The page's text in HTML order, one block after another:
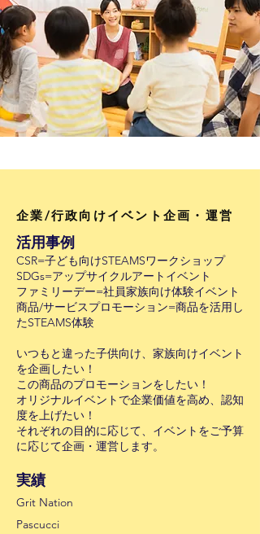
​企業/行政向けイベント企画・運営
活用事例
CSR=子ども向けSTEAMSワークショップ
SDGs=アップサイクルアートイベント
ファミリーデー=社員家族向け体験イベント
商品/サービスプロモーション=商品を活用し
たSTEAMS体験
いつもと違った子供向け、家族向けイベント
を企画したい！
この商品のプロモーションをしたい！
オリジナルイベントで企業価値を高め、認知
度を上げたい！
​それぞれの目的に応じて、イベントをご予算
に応じて企画・運営します。​
実績
Grit Nation
Pascucci